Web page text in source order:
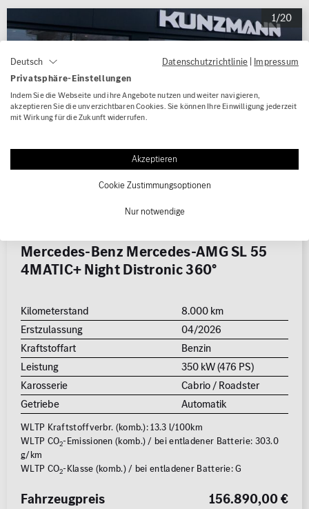
1/20
Mercedes-Benz Mercedes-AMG SL 55
4MATIC+ Night Distronic 360°
Kilometerstand
8.000 km
Erstzulassung
04/2026
Kraftstoffart
Benzin
Leistung
350 kW (476 PS)
Karosserie
Cabrio / Roadster
Getriebe
Automatik
WLTP Kraftstoffverbr. (komb.): 13.3 l/100km
WLTP CO2-Emissionen (komb.) / bei entladener Batterie: 303.0
g/km
WLTP CO2-Klasse (komb.) / bei entladener Batterie: G
156.890,00 €
Fahrzeugpreis
Deutsch Datenschutzrichtlinie | Impressum
Privatsphäre-Einstellungen
Indem Sie die Webseite und ihre Angebote nutzen und weiter navigieren,
akzeptieren Sie die unverzichtbaren Cookies. Sie können Ihre Einwilligung jederzeit
mit Wirkung für die Zukunft widerrufen.
Akzeptieren
Cookie Zustimmungsoptionen
Nur notwendige